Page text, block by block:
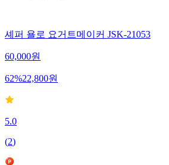
셰퍼 욜로 요거트메이커 JSK-21053
60,000원
62%22,800원
5.0
(2)